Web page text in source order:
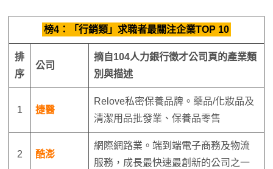
榜4：「行銷類」求職者最關注企業TOP 10
排
序
公司
摘自104人力銀行徵才公司頁的產業類
別與描述
1 捷醫
Relove私密保養品牌。藥品/化妝品及
清潔用品批發業、保養品零售
2 酷澎
網際網路業。端到端電子商務及物流
服務，成長最快速最創新的公司之一